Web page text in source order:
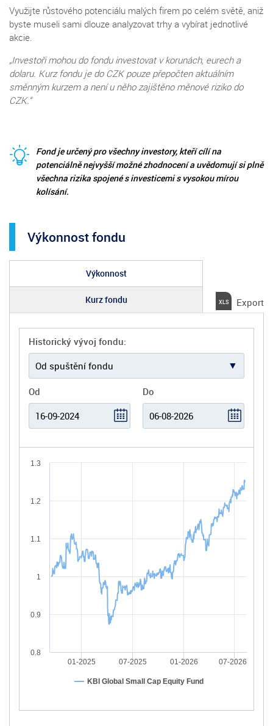
Využijte růstového potenciálu malých firem po celém světě, aniž
byste museli sami dlouze analyzovat trhy a vybírat jednotlivé
akcie.
„Investoři mohou do fondu investovat v korunách, eurech a
dolaru. Kurz fondu je do CZK pouze přepočten aktuálním
směnným kurzem a není u něho zajištěno měnové riziko do
CZK.“
Fond je určený pro všechny investory, kteří cílí na
potenciálně nejvyšší možné zhodnocení a uvědomují si plně
všechna rizika spojené s investicemi s vysokou mírou
kolísání.
Výkonnost fondu
Výkonnost
Kurz fondu Export
Historický vývoj fondu:
Od Do
KBI Global Small Cap Equity Fund
01-2025 07-2025 01-2026 07-2026
0.8
0.9
1
1.1
1.2
1.3